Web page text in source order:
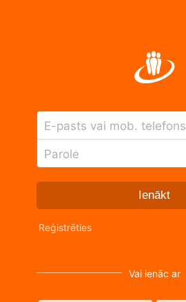
E-pasts vai mob. telefons
Parole
Ienākt
Reģistrēties
Vai ienāc ar